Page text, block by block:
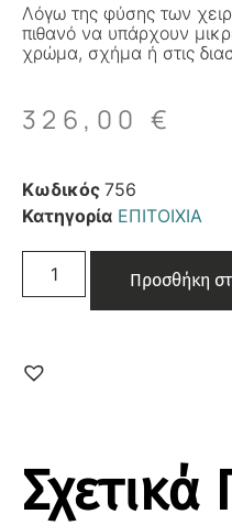
Λόγω της φύσης των
πιθανό να υπάρχουν
χρώμα, σχήμα ή στις
326,00 €
Κωδικός 756
Κατηγορία ΕΠΙΤΟΙΧΙΑ
Προσθήκη
Σχετικά